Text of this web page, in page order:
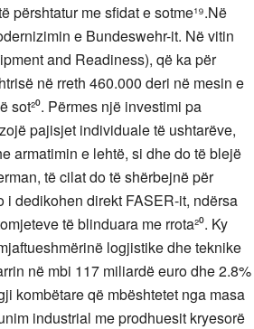
përshtatur me sfidat e sotme¹⁹.Në
e Bundeswehr-it. Në vitin
and Readiness), që ka për
në rreth 460.000 deri në mesin e
sot²⁰. Përmes një investimi pa
pajisjet individuale të ushtarëve,
armatimin e lehtë, si dhe do të blejë
të cilat do të shërbejnë për
i dedikohen direkt FASER-it, ndërsa
të blinduara me rrota²⁰. Ky
logjistike dhe teknike
në mbi 117 miliardë euro dhe 2.8%
kombëtare që mbështetet nga masa
industrial me prodhuesit kryesorë